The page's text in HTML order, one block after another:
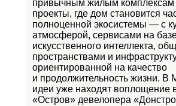
привычным жилым комплексам
проекты, где дом становится
полноценной экосистемы — с
атмосферой, сервисами на
искусственного интеллекта,
пространствами и
ориентированной на качество
и продолжительность жизни. В
идеи уже находят воплощение
«Остров» девелопера